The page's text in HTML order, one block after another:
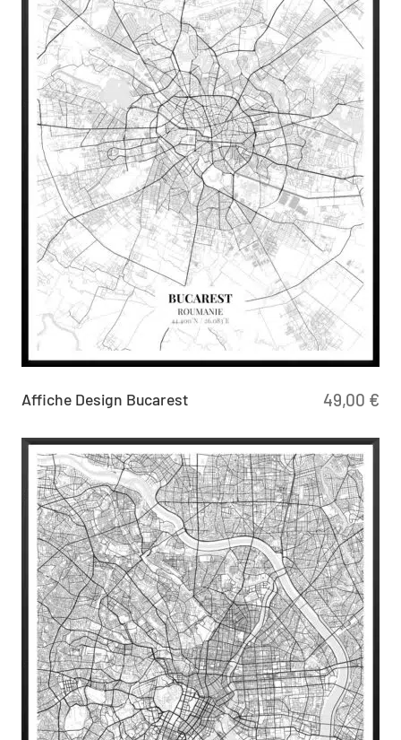
49,00 €
Affiche Design Bucarest